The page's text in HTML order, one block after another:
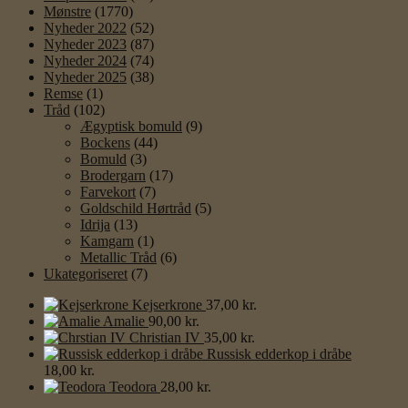
Mønstre (1770)
Nyheder 2022 (52)
Nyheder 2023 (87)
Nyheder 2024 (74)
Nyheder 2025 (38)
Remse (1)
Tråd (102)
Ægyptisk bomuld (9)
Bockens (44)
Bomuld (3)
Brodergarn (17)
Farvekort (7)
Goldschild Hørtråd (5)
Idrija (13)
Kamgarn (1)
Metallic Tråd (6)
Ukategoriseret (7)
Kejserkrone 37,00 kr.
Amalie 90,00 kr.
Christian IV 35,00 kr.
Russisk edderkop i dråbe
18,00 kr.
Teodora 28,00 kr.